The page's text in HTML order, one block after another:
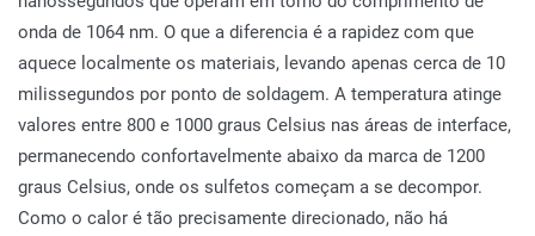
onda de 1064 nm. O que a diferencia é a rapidez com que
aquece localmente os materiais, levando apenas cerca de 10
milissegundos por ponto de soldagem. A temperatura atinge
valores entre 800 e 1000 graus Celsius nas áreas de interface,
permanecendo confortavelmente abaixo da marca de 1200
graus Celsius, onde os sulfetos começam a se decompor.
Como o calor é tão precisamente direcionado, não há